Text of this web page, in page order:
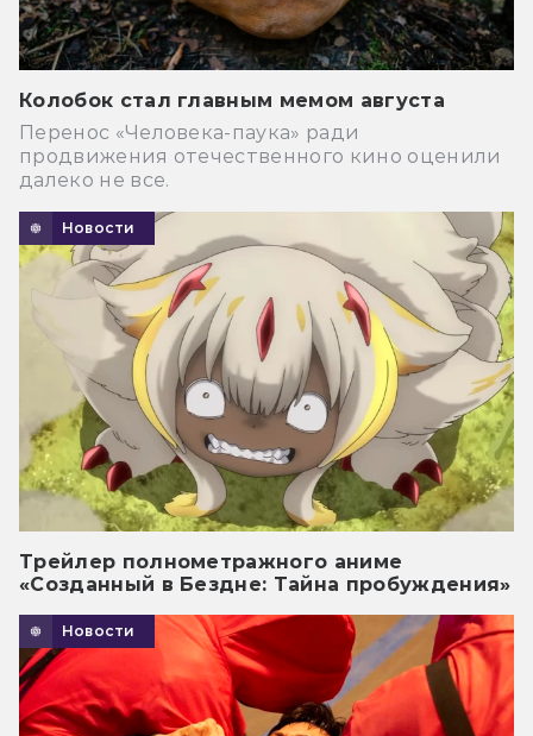
Колобок стал главным мемом августа
Перенос «Человека-паука» ради
продвижения отечественного кино оценили
далеко не все.
Новости
Трейлер полнометражного аниме
«Созданный в Бездне: Тайна пробуждения»
Новости